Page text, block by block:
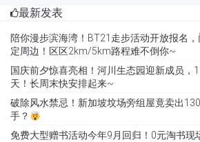
最新发表
陪你漫步滨海湾！BT21走步活动开放报名
定周边！区区2km/5km路程难不倒你~
国庆前夕惊喜亮相！河川生态园迎新成员，
天！长周末快安排起来~
破除风水禁忌！新加坡坟场旁组屋竟卖出
手？
免费大型赠书活动今年9月回归！0元淘书现